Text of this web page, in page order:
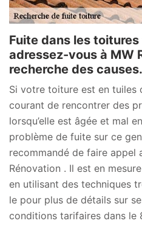
Fuite dans les
adressez-vous à MW
recherche des causes.
Si votre toiture est en tuiles
courant de rencontrer des
lorsqu’elle est âgée et mal
problème de fuite sur ce
recommandé de faire appel
Rénovation . Il est en
en utilisant des techniques
le pour plus de détails sur
conditions tarifaires dans le